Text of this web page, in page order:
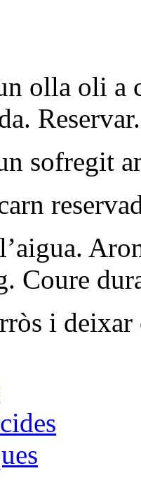
olla oli a
Reservar.
Coure
i deixar